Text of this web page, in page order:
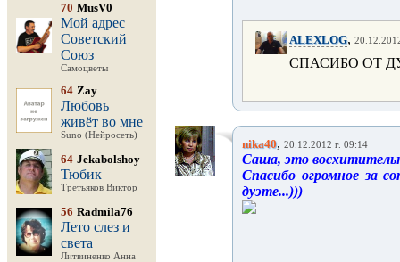
70 MusV0
Мой адрес
Советский
Союз
Самоцветы
64 Zay
Любовь
живёт во мне
Suno (Нейросеть)
64 Jekabolshoy
Тюбик
Третьяков Виктор
56 Radmila76
Лето слез и
света
Литвиненко Анна
ALEXLOG,
СПАСИБО ОТ
nika40, 20.12.2012 г. 09:14
Саша, это
Спасибо огромное за
дуэте...)))